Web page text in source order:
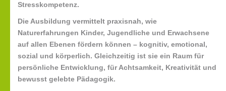
Stresskompetenz.
Die Ausbildung vermittelt praxisnah, wie
Naturerfahrungen Kinder, Jugendliche und Erwachsene
auf allen Ebenen fördern können – kognitiv, emotional,
sozial und körperlich. Gleichzeitig ist sie ein Raum für
persönliche Entwicklung, für Achtsamkeit, Kreativität und
bewusst gelebte Pädagogik.